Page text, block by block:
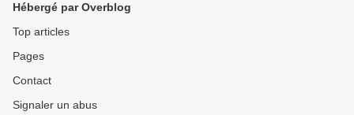
Hébergé par Overblog
Top articles
Pages
Contact
Signaler un abus